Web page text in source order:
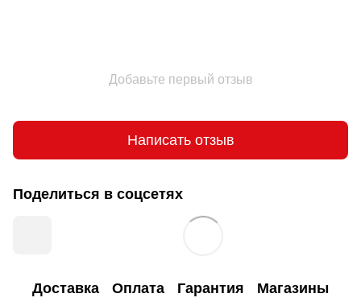
Добавьте первый отзыв
Написать отзыв
Поделиться в соцсетях
Доставка Оплата Гарантия Магазины